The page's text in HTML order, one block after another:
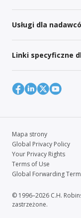
Usługi dla
Linki specyficzne
Mapa strony
Global Privacy Policy
Your Privacy Rights
Terms of Use
Global Forwarding
© 1996–2026 C.H.
zastrzeżone.